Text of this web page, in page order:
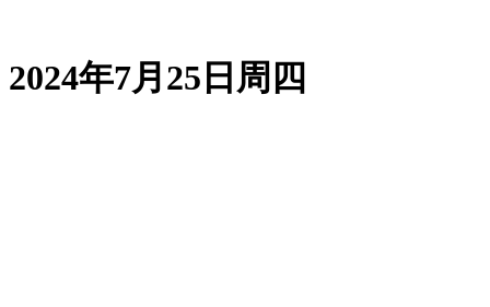
2024年7月25日周四